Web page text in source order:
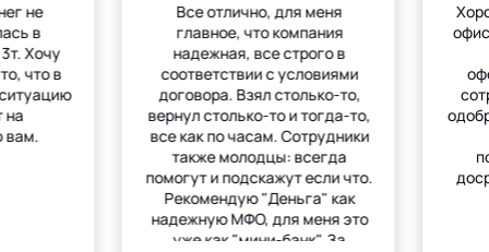
не
в
Хочу
что в
на
вам.
Все отлично, для меня
главное, что компания
надежная, все строго в
соответствии с условиями
договора. Взял столько-то,
вернул столько-то и тогда-то,
все как по часам. Сотрудники
также молодцы: всегда
помогут и подскажут если что.
Рекомендую "Деньга" как
надежную МФО, для меня это
уже как "мини-банк". За